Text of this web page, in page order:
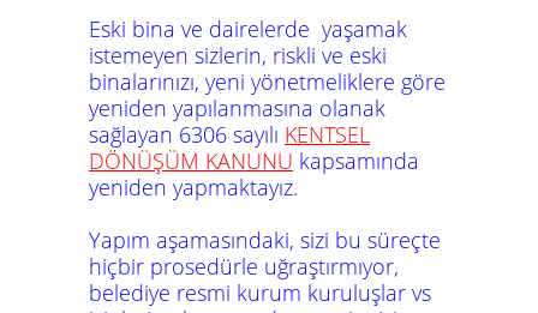
Eski bina ve dairelerde yaşamak
istemeyen sizlerin, riskli ve eski
binalarınızı, yeni yönetmeliklere göre
yeniden yapılanmasına olanak
sağlayan 6306 sayılı KENTSEL
DÖNÜŞÜM KANUNU kapsamında
yeniden yapmaktayız.
Yapım aşamasındaki, sizi bu süreçte
hiçbir prosedürle uğraştırmıyor,
belediye resmi kurum kuruluşlar vs